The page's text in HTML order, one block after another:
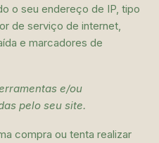
o seu endereço de IP, tipo
de serviço de internet,
e marcadores de
e/ou
pelo seu site.
compra ou tenta realizar